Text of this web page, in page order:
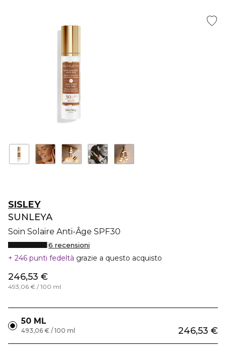
SISLEY
SUNLEYA
Soin Solaire Anti-Âge SPF30
6 recensioni
246 punti fedeltà grazie a questo acquisto
246,53 €
493,06 € / 100 ml
50 ML
246,53 €
493,06 € / 100 ml